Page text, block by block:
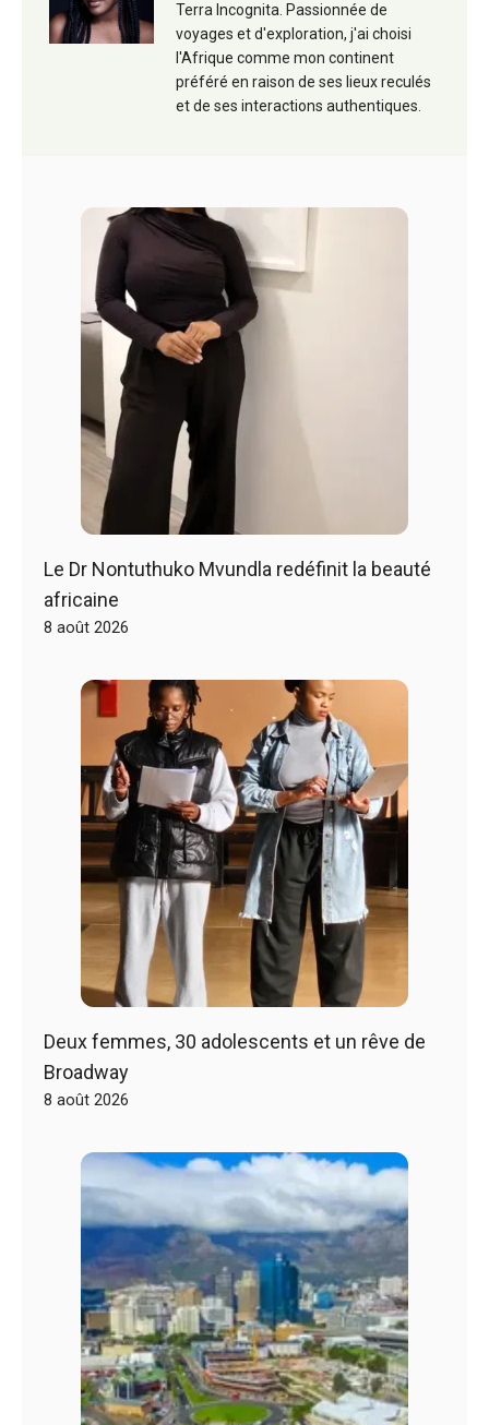
Terra Incognita. Passionnée de
voyages et d'exploration, j'ai choisi
l'Afrique comme mon continent
préféré en raison de ses lieux reculés
et de ses interactions authentiques.
Le Dr Nontuthuko Mvundla redéfinit la beauté
africaine
8 août 2026
Deux femmes, 30 adolescents et un rêve de
Broadway
8 août 2026